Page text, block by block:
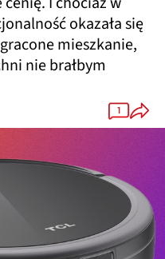
okazała się
mieszkanie,
nie brałbym
1